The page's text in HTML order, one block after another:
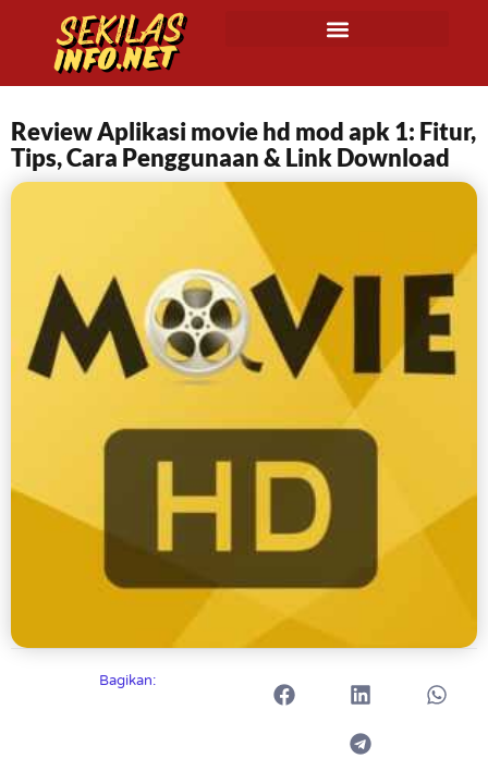
Review Aplikasi movie hd mod apk 1: Fitur,
Tips, Cara Penggunaan & Link Download
Bagikan: